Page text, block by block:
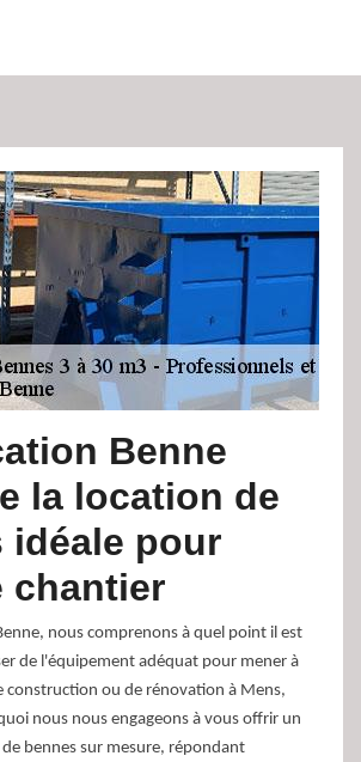
Benne
la location de
idéale pour
chantier
nous comprenons à quel point il est
de l'équipement adéquat pour mener à
construction ou de rénovation à Mens,
nous nous engageons à vous offrir un
bennes sur mesure, répondant